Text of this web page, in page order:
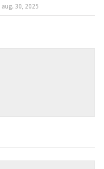
aug. 30, 2025